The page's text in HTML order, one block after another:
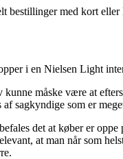
bestillinger med kort
i en Nielsen Light
kunne måske være at
af sagkyndige som er
det at køber er
at man når som